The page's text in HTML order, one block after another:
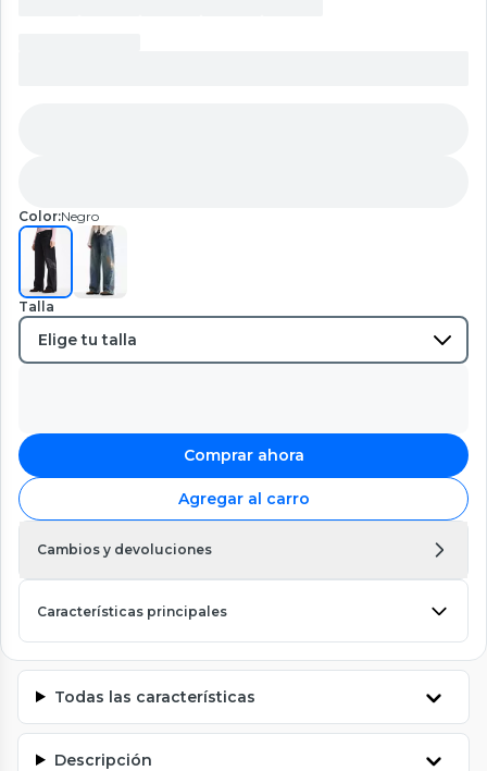
Color:Negro
Talla
Comprar ahora
Agregar al carro
Cambios y devoluciones
Características principales
Todas las características
Descripción